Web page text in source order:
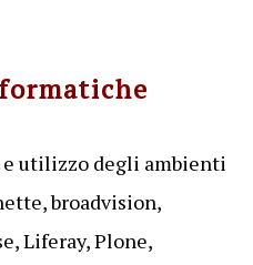
utilizzo degli ambienti
broadvision,
Liferay, Plone,